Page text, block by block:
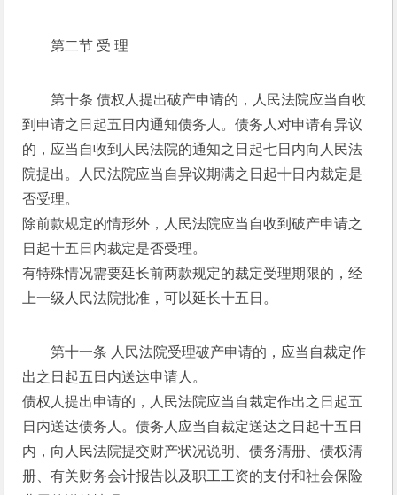
第二节 受 理
第十条 债权人提出破产申请的，人民法院应当自收
到申请之日起五日内通知债务人。债务人对申请有异议
的，应当自收到人民法院的通知之日起七日内向人民法
院提出。人民法院应当自异议期满之日起十日内裁定是
否受理。
除前款规定的情形外，人民法院应当自收到破产申请之
日起十五日内裁定是否受理。
有特殊情况需要延长前两款规定的裁定受理期限的，经
上一级人民法院批准，可以延长十五日。
第十一条 人民法院受理破产申请的，应当自裁定作
出之日起五日内送达申请人。
债权人提出申请的，人民法院应当自裁定作出之日起五
日内送达债务人。债务人应当自裁定送达之日起十五日
内，向人民法院提交财产状况说明、债务清册、债权清
册、有关财务会计报告以及职工工资的支付和社会保险